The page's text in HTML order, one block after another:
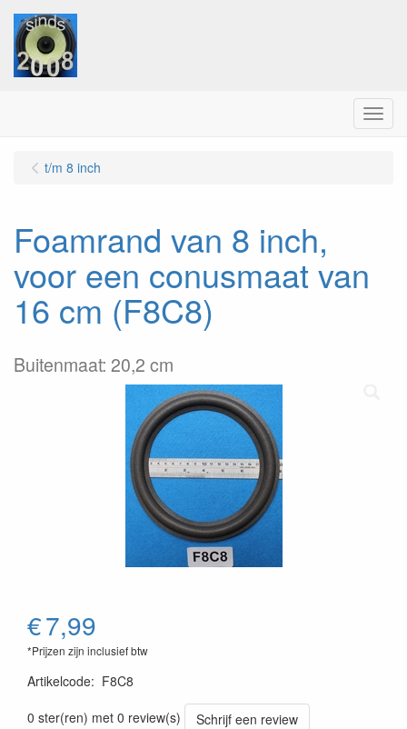
Menu
t/m 8 inch
Foamrand van 8 inch,
voor een conusmaat van
16 cm (F8C8)
Buitenmaat: 20,2 cm
€7,99
*Prijzen zijn inclusief btw
Artikelcode: F8C8
0 ster(ren) met 0 review(s)
Schrijf een review